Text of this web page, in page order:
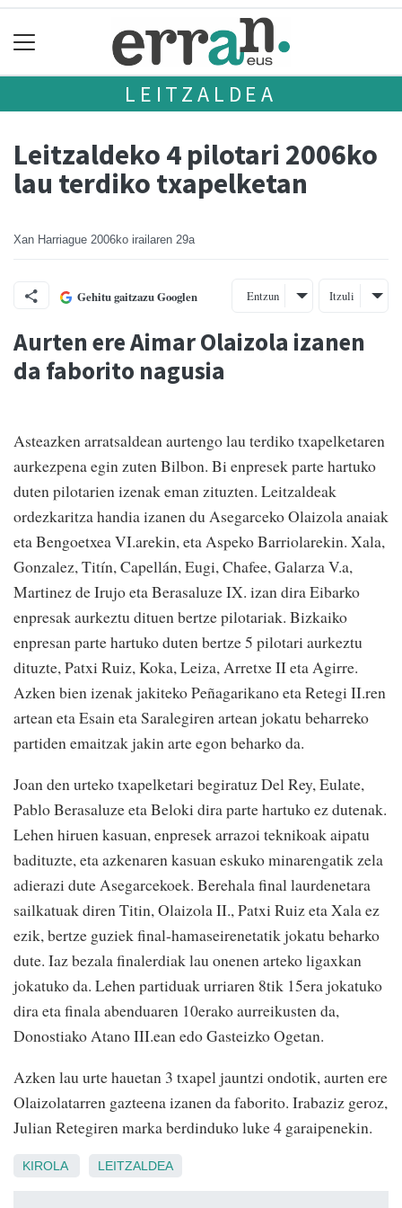
LEITZALDEA
Leitzaldeko 4 pilotari 2006ko
lau terdiko txapelketan
Xan Harriague 2006ko irailaren 29a
Gehitu gaitzazu Googlen Entzun Itzuli
Aurten ere Aimar Olaizola izanen
da faborito nagusia
Asteazken arratsaldean aurtengo lau terdiko txapelketaren
aurkezpena egin zuten Bilbon. Bi enpresek parte hartuko
duten pilotarien izenak eman zituzten. Leitzaldeak
ordezkaritza handia izanen du Asegarceko Olaizola anaiak
eta Bengoetxea VI.arekin, eta Aspeko Barriolarekin. Xala,
Gonzalez, Titín, Capellán, Eugi, Chafee, Galarza V.a,
Martinez de Irujo eta Berasaluze IX. izan dira Eibarko
enpresak aurkeztu dituen bertze pilotariak. Bizkaiko
enpresan parte hartuko duten bertze 5 pilotari aurkeztu
dituzte, Patxi Ruiz, Koka, Leiza, Arretxe II eta Agirre.
Azken bien izenak jakiteko Peñagarikano eta Retegi II.ren
artean eta Esain eta Saralegiren artean jokatu beharreko
partiden emaitzak jakin arte egon beharko da.
Joan den urteko txapelketari begiratuz Del Rey, Eulate,
Pablo Berasaluze eta Beloki dira parte hartuko ez dutenak.
Lehen hiruen kasuan, enpresek arrazoi teknikoak aipatu
badituzte, eta azkenaren kasuan eskuko minarengatik zela
adierazi dute Asegarcekoek. Berehala final laurdenetara
sailkatuak diren Titin, Olaizola II., Patxi Ruiz eta Xala ez
ezik, bertze guziek final-hamaseirenetatik jokatu beharko
dute. Iaz bezala finalerdiak lau onenen arteko ligaxkan
jokatuko da. Lehen partiduak urriaren 8tik 15era jokatuko
dira eta finala abenduaren 10erako aurreikusten da,
Donostiako Atano III.ean edo Gasteizko Ogetan.
Azken lau urte hauetan 3 txapel jauntzi ondotik, aurten ere
Olaizolatarren gazteena izanen da faborito. Irabaziz geroz,
Julian Retegiren marka berdinduko luke 4 garaipenekin.
KIROLA LEITZALDEA